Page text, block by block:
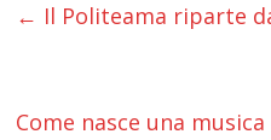
← Il Politeama riparte
Come nasce una